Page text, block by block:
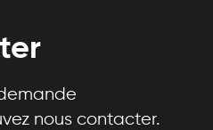
nous contacter.